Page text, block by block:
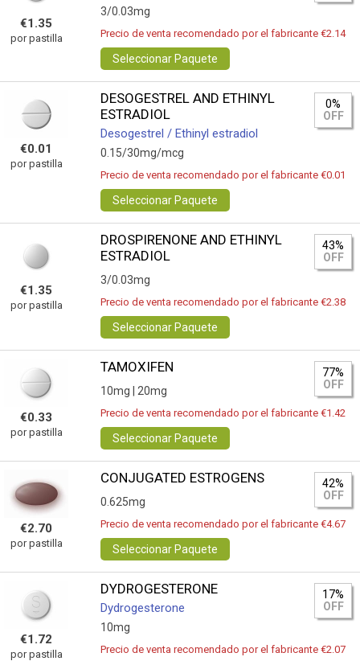
€1.35
por pastilla
3/0.03mg
Precio de venta recomendado por el fabricante €2.14
Seleccionar Paquete
€0.01
por pastilla
DESOGESTREL AND ETHINYL
ESTRADIOL
Desogestrel / Ethinyl estradiol
0.15/30mg/mcg
0%
OFF
Precio de venta recomendado por el fabricante €0.01
Seleccionar Paquete
€1.35
por pastilla
DROSPIRENONE AND ETHINYL
ESTRADIOL
3/0.03mg
43%
OFF
Precio de venta recomendado por el fabricante €2.38
Seleccionar Paquete
€0.33
por pastilla
TAMOXIFEN
10mg | 20mg
77%
OFF
Precio de venta recomendado por el fabricante €1.42
Seleccionar Paquete
€2.70
por pastilla
CONJUGATED ESTROGENS
0.625mg
42%
OFF
Precio de venta recomendado por el fabricante €4.67
Seleccionar Paquete
€1.72
por pastilla
DYDROGESTERONE
Dydrogesterone
10mg
17%
OFF
Precio de venta recomendado por el fabricante €2.07